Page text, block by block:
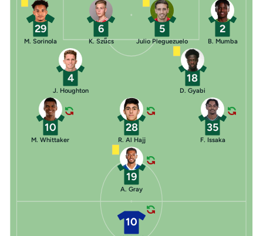
2
B. Mumba
5
Julio Pleguezuelo
6
K. Szűcs
29
M. Sorinola
18
D. Gyabi
4
J. Houghton
35
F. Issaka
28
R. Al Hajj
10
M. Whittaker
19
A. Gray
10